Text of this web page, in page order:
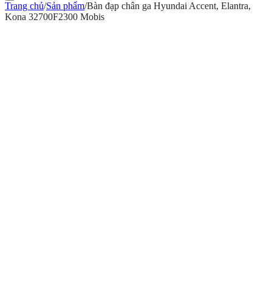
Trang chủ/Sản phẩm/Bàn đạp chân ga Hyundai Accent, Elantra,
Kona 32700F2300 Mobis